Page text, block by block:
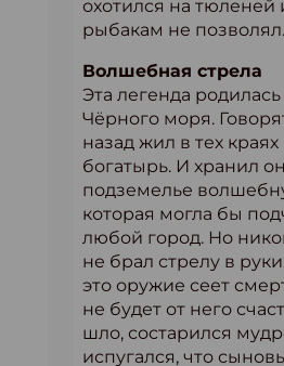
охотился на тюленей
рыбакам не позволял.
Волшебная стрела
Эта легенда
Чёрного моря.
назад жил в тех
богатырь. И хранил
подземелье
которая могла бы
любой город. Но
не брал стрелу в
это оружие сеет
не будет от него
шло, состарился
испугался, что